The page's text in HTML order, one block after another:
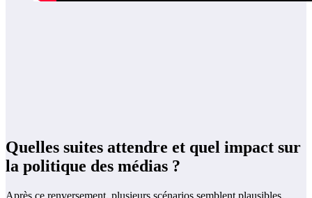
Quelles suites attendre et quel impact sur
la politique des médias ?
Après ce renversement, plusieurs scénarios semblent plausibles.